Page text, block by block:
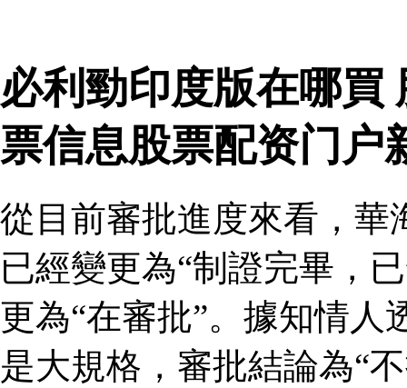
必利勁印度版在哪買
票信息股票配资门户
從目前審批進度來看，華
已經變更為“制證完畢，
更為“在審批”。據知情
是大規格，審批結論為“